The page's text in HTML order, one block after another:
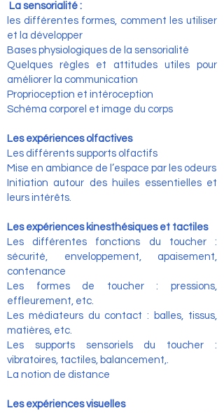
La sensorialité :
les différentes formes, comment les utiliser
et la développer
Bases physiologiques de la sensorialité
Quelques règles et attitudes utiles pour
améliorer la communication
Proprioception et intéroception
Schéma corporel et image du corps
Les expériences olfactives
Les différents supports olfactifs
Mise en ambiance de l’espace par les odeurs
Initiation autour des huiles essentielles et
leurs intérêts.
Les expériences kinesthésiques et tactiles
Les différentes fonctions du toucher :
sécurité, enveloppement, apaisement,
contenance
Les formes de toucher : pressions,
effleurement, etc.
Les médiateurs du contact : balles, tissus,
matières, etc.
Les supports sensoriels du toucher :
vibratoires, tactiles, balancement,.
La notion de distance
Les expériences visuelles